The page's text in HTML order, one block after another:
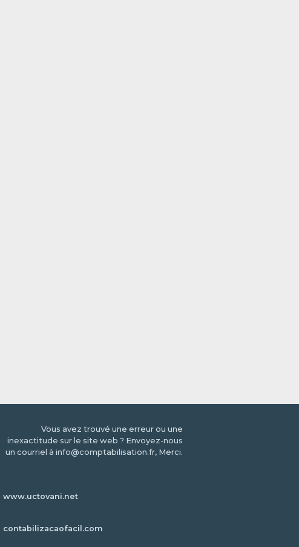
Vous avez trouvé une erreur ou une
inexactitude sur le site web ? Envoyez-nous
un courriel à info@comptabilisation.fr, Merci.
www.uctovani.net
contabilizacaofacil.com